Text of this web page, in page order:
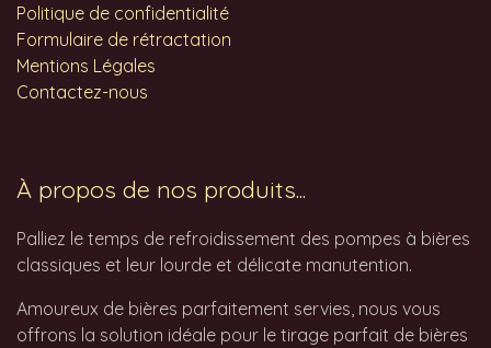
Politique de confidentialité
Formulaire de rétractation
Mentions Légales
Contactez-nous
À propos de nos produits...
Palliez le temps de refroidissement des pompes à bières
classiques et leur lourde et délicate manutention.
Amoureux de bières parfaitement servies, nous vous
offrons la solution idéale pour le tirage parfait de bières